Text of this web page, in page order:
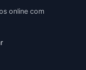
online com